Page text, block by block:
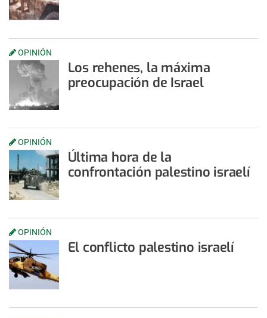
OPINIÓN
Los rehenes, la máxima
preocupación de Israel
OPINIÓN
Última hora de la
confrontación palestino israelí
OPINIÓN
El conflicto palestino israelí